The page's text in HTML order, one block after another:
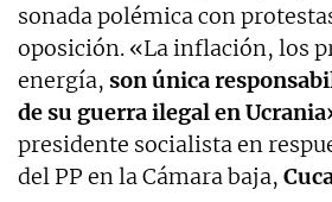
sonada polémica con
oposición. «La inflación, los
energía, son única
de su guerra ilegal en
presidente socialista en
del PP en la Cámara baja,